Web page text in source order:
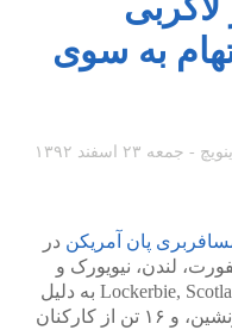
به سوی
پان آمریکن در
فرانکفورت، لندن، نیویورک و
دیترویت در حوالی لاکربی اسکاتلند Lockerbie, Scotland به دلیل
بمب گذاری، منفجر شد. همه ۲۴۳ سرنشین، و ۱۶ تن از کارکنان